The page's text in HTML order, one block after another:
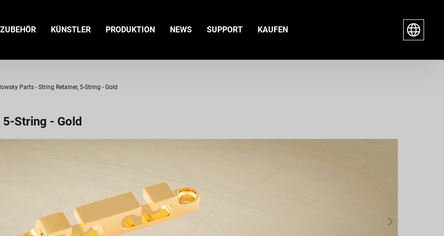
ZUBEHÖR KÜNSTLER PRODUKTION NEWS SUPPORT KAUFEN
Parts - String Retainer, 5-String - Gold
String - Gold